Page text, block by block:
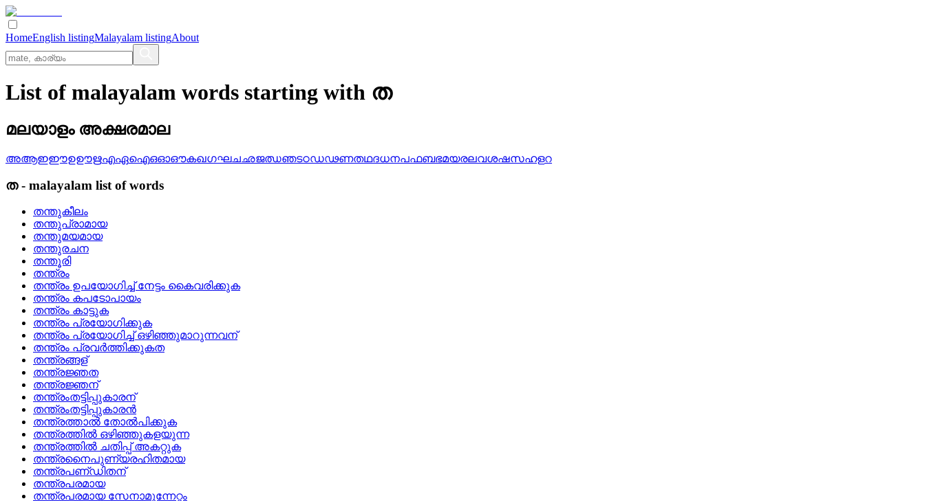
HomeEnglish listingMalayalam listingAbout
List of malayalam words starting with ത
മലയാളം അക്ഷരമാല
അആഇഈഉഊഋഎഏഐഒഓഔകഖഗഘചഛജഝഞടഠഡഢണതഥദധനപഫബഭമയരലവശഷസഹളറ
ത- malayalam list of words
തന്തുകീലം
തന്തുപ്രാമായ
തന്തുമയമായ
തന്തുരചന
തന്തൂരി
തന്ത്രം
തന്ത്രം ഉപയോഗിച്ച്‌ നേട്ടം കൈവരിക്കുക
തന്ത്രം കപടോപായം
തന്ത്രം കാട്ടുക
തന്ത്രം പ്രയോഗിക്കുക
തന്ത്രം പ്രയോഗിച്ച്‌ ഒഴിഞ്ഞുമാറുന്നവന്
തന്ത്രം പ്രവര്‍ത്തിക്കുകത
തന്ത്രങ്ങള്
തന്ത്രജ്ഞത
തന്ത്രജ്ഞന്
തന്ത്രംതട്ടിപ്പുകാരന്
തന്ത്രംതട്ടിപ്പുകാരന്‍
തന്ത്രത്താല്‍ തോല്‍പിക്കുക
തന്ത്രത്തില്‍ ഒഴിഞ്ഞുകളയുന്ന
തന്ത്രത്തില്‍ ചതിപ്പ് അകറ്റുക
തന്ത്രനൈപുണ്യരഹിതമായ
തന്ത്രപണ്‌ഡിതന്
തന്ത്രപരമായ
തന്ത്രപരമായ സേനാമുന്നേറ്റം